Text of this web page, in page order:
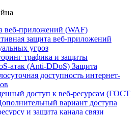
веб-приложений (WAF)
защита веб-приложений
угроз
трафика и защиты
(Anti‑DDoS) Защита
доступность интернет-
доступ к веб-ресурсам (ГОСТ
вариант доступа
и защита канала связи